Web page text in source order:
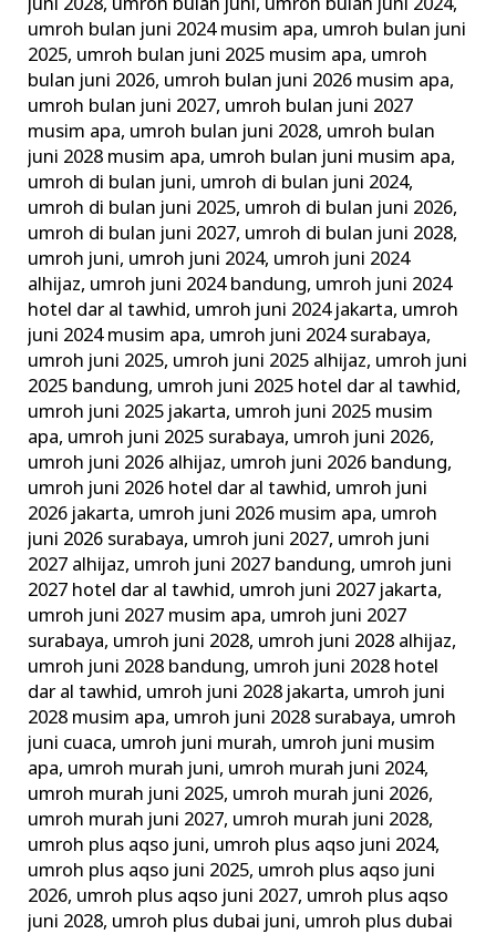
juni 2028, umroh bulan juni, umroh bulan juni 2024,
umroh bulan juni 2024 musim apa, umroh bulan juni
2025, umroh bulan juni 2025 musim apa, umroh
bulan juni 2026, umroh bulan juni 2026 musim apa,
umroh bulan juni 2027, umroh bulan juni 2027
musim apa, umroh bulan juni 2028, umroh bulan
juni 2028 musim apa, umroh bulan juni musim apa,
umroh di bulan juni, umroh di bulan juni 2024,
umroh di bulan juni 2025, umroh di bulan juni 2026,
umroh di bulan juni 2027, umroh di bulan juni 2028,
umroh juni, umroh juni 2024, umroh juni 2024
alhijaz, umroh juni 2024 bandung, umroh juni 2024
hotel dar al tawhid, umroh juni 2024 jakarta, umroh
juni 2024 musim apa, umroh juni 2024 surabaya,
umroh juni 2025, umroh juni 2025 alhijaz, umroh juni
2025 bandung, umroh juni 2025 hotel dar al tawhid,
umroh juni 2025 jakarta, umroh juni 2025 musim
apa, umroh juni 2025 surabaya, umroh juni 2026,
umroh juni 2026 alhijaz, umroh juni 2026 bandung,
umroh juni 2026 hotel dar al tawhid, umroh juni
2026 jakarta, umroh juni 2026 musim apa, umroh
juni 2026 surabaya, umroh juni 2027, umroh juni
2027 alhijaz, umroh juni 2027 bandung, umroh juni
2027 hotel dar al tawhid, umroh juni 2027 jakarta,
umroh juni 2027 musim apa, umroh juni 2027
surabaya, umroh juni 2028, umroh juni 2028 alhijaz,
umroh juni 2028 bandung, umroh juni 2028 hotel
dar al tawhid, umroh juni 2028 jakarta, umroh juni
2028 musim apa, umroh juni 2028 surabaya, umroh
juni cuaca, umroh juni murah, umroh juni musim
apa, umroh murah juni, umroh murah juni 2024,
umroh murah juni 2025, umroh murah juni 2026,
umroh murah juni 2027, umroh murah juni 2028,
umroh plus aqso juni, umroh plus aqso juni 2024,
umroh plus aqso juni 2025, umroh plus aqso juni
2026, umroh plus aqso juni 2027, umroh plus aqso
juni 2028, umroh plus dubai juni, umroh plus dubai